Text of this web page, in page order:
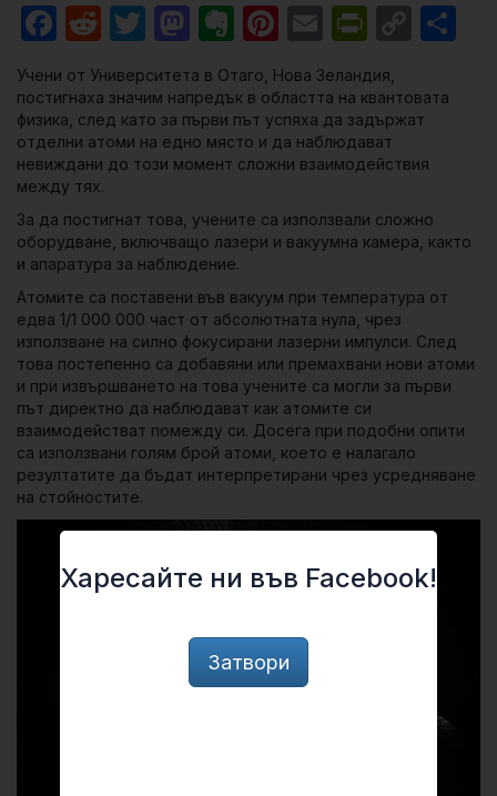
Facebook
RedditTwitter
Mastodon
Evernote
Pinterest
Email
Учени от Университета в Отаго, Нова Зеландия,
постигнаха значим напредък в областта на квантовата
физика, след като за първи път успяха да задържат
отделни атоми на едно място и да наблюдават
невиждани до този момент сложни взаимодействия
между тях.
За да постигнат това, учените са използвали сложно
оборудване, включващо лазери и вакуумна камера, както
и апаратура за наблюдение.
Атомите са поставени във вакуум при температура от
едва 1/1 000 000 част от абсолютната нула, чрез
използване на силно фокусирани лазерни импулси. След
това постепенно са добавяни или премахвани нови атоми
и при извършването на това учените са могли за първи
път директно да наблюдават как атомите си
взаимодействат помежду си. Досега при подобни опити
са използвани голям брой атоми, което е налагало
резултатите да бъдат интерпретирани чрез усредняване
на стойностите.
Харесайте ни във Facebook!
Затвори